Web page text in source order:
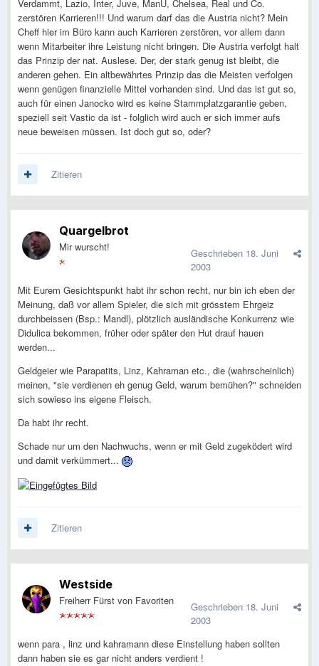
Verdammt, Lazio, Inter, Juve, ManU, Chelsea, Real und Co.
zerstören Karrieren!!! Und warum darf das die Austria nicht? Mein
Cheff hier im Büro kann auch Karrieren zerstören, vor allem dann
wenn Mitarbeiter ihre Leistung nicht bringen. Die Austria verfolgt halt
das Prinzip der nat. Auslese. Der, der stark genug ist bleibt, die
anderen gehen. Ein altbewährtes Prinzip das die Meisten verfolgen
wenn genügen finanzielle Mittel vorhanden sind. Und das ist gut so,
auch für einen Janocko wird es keine Stammplatzgarantie geben,
speziell seit Vastic da ist - folglich wird auch er sich immer aufs
neue beweisen müssen. Ist doch gut so, oder?
Zitieren
Quargelbrot
Mir wurscht! Geschrieben 18. Juni
2003
Mit Eurem Gesichtspunkt habt ihr schon recht, nur bin ich eben der
Meinung, daß vor allem Spieler, die sich mit grösstem Ehrgeiz
durchbeissen (Bsp.: Mandl), plötzlich ausländische Konkurrenz wie
Didulica bekommen, früher oder später den Hut drauf hauen
werden...
Geldgeier wie Parapatits, Linz, Kahraman etc., die (wahrscheinlich)
meinen, "sie verdienen eh genug Geld, warum bemühen?" schneiden
sich sowieso ins eigene Fleisch.
Da habt ihr recht.
Schade nur um den Nachwuchs, wenn er mit Geld zugeködert wird
und damit verkümmert...
Zitieren
Westside
Freiherr Fürst von Favoriten Geschrieben 18. Juni
2003
wenn para , linz und kahramann diese Einstellung haben sollten
dann haben sie es gar nicht anders verdient !